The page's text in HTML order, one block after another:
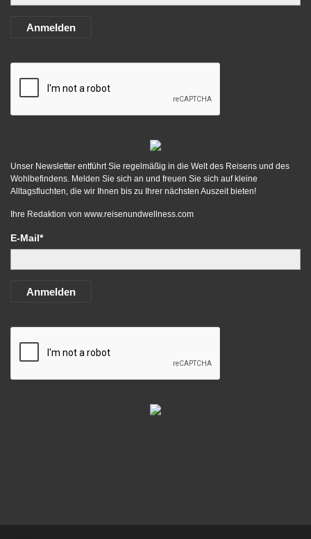
Anmelden
Unser Newsletter entführt Sie regelmäßig in die Welt des Reisens und des
Wohlbefindens. Melden Sie sich an und freuen Sie sich auf kleine
Alltagsfluchten, die wir Ihnen bis zu Ihrer nächsten Auszeit bieten!
Ihre Redaktion von www.reisenundwellness.com
E-Mail*
Anmelden